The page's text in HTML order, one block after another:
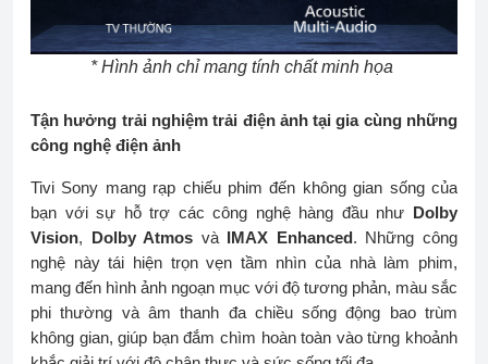
* Hình ảnh chỉ mang tính chất minh họa
Tận hưởng trải nghiệm trải điện ảnh tại gia cùng những
công nghệ điện ảnh
Tivi Sony mang rạp chiếu phim đến không gian sống của
bạn với sự hỗ trợ các công nghệ hàng đầu như
Dolby
Vision, Dolby Atmos và IMAX Enhanced . Những công
nghệ này tái hiện trọn vẹn tầm nhìn của nhà làm phim,
mang đến hình ảnh ngoạn mục với độ tương phản, màu sắc
phi thường và âm thanh đa chiều sống động bao trùm
không gian, giúp bạn đắm chìm hoàn toàn vào từng khoảnh